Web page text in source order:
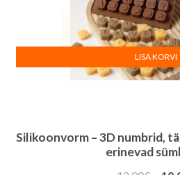
Silikoonvorm – 3D numbrid,
erinevad
LISA KORVI